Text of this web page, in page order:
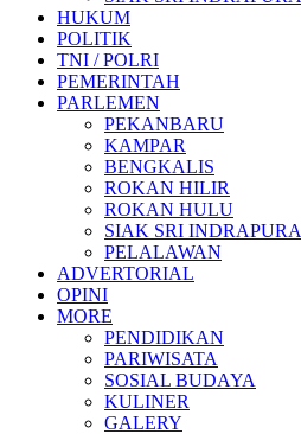
HUKUM
POLITIK
TNI / POLRI
PEMERINTAH
PARLEMEN
PEKANBARU
KAMPAR
BENGKALIS
ROKAN HILIR
ROKAN HULU
SIAK SRI INDRAPURA
PELALAWAN
ADVERTORIAL
OPINI
MORE
PENDIDIKAN
PARIWISATA
SOSIAL BUDAYA
KULINER
GALERY